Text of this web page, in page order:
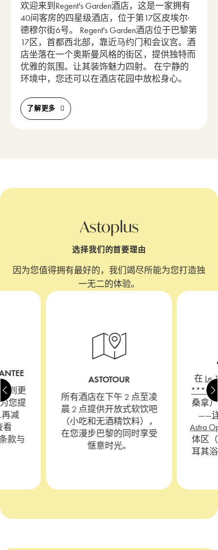
欢迎来到Regent's Garden酒店，这是一家拥有
40间客房的四星级酒店，位于第17区皮埃尔·
德穆尔街6号。 Regent's Garden酒店位于巴黎第
17区，首都西北部，靠近马约门和会议宫。酒
店坐落在一个奥斯曼风格的街区，提供独特而
优雅的氛围。让其装饰魅力四射。 在宁静的
环境中，您还可以在酒店花园中放松身心。
了解更多
Astoplus
选择我们的首要理由
因为您值得拥有最好的，我们竭尽所能为您打造独
一无二的体验。
到更
您提
减
看
款与
ASTOTOUR
所有酒店在下午 2 点至凌
晨 2 点提供开放式软饮吧
（小吃和无酒精饮料），
在您漫步巴黎的同时享受
惬意时光。
在 Le
****
桑拿
——
Astra
体区
耳其